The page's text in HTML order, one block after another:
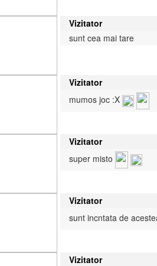
Vizitator
sunt cea mai tare
Vizitator
mumos joc :X
Vizitator
super misto
Vizitator
sunt incntata de
Vizitator